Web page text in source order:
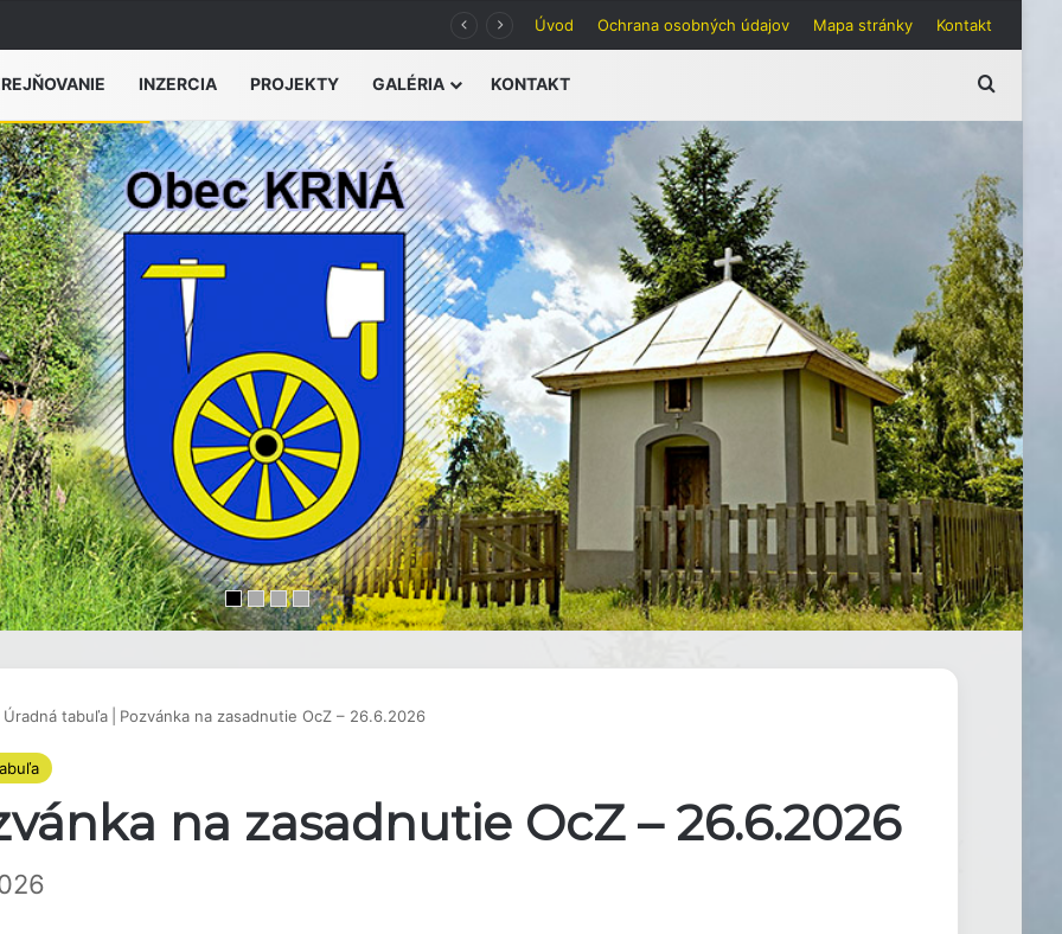
Úvod Ochrana osobných údajov Mapa stránky Kontakt
INZERCIA PROJEKTY GALÉRIA KONTAKT Hľadať
Úradná tabuľa Pozvánka na zasadnutie OcZ – 26.6.2026
na zasadnutie OcZ – 26.6.2026